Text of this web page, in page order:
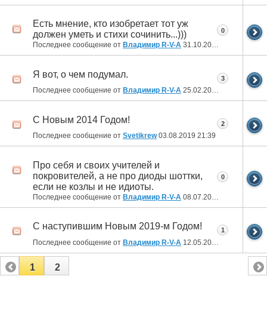
Есть мнение, кто изобретает тот уж
должен уметь и стихи сочинить...)))
Последнее сообщение от Владимир R-V-A 31.10.2021
0
Я вот, о чем подумал.
Последнее сообщение от Владимир R-V-A 25.02.2020
3
С Новым 2014 Годом!
Последнее сообщение от Svetikrew03.08.2019 21:39
2
Про себя и своих учителей и
покровителей, а не про диоды шоттки,
если не козлы и не идиоты.
Последнее сообщение от Владимир R-V-A 08.07.2019
0
C наступившим Новым 2019-м Годом!
Последнее сообщение от Владимир R-V-A 12.05.2019
1
1 2